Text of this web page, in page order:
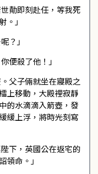
勣即刻赴任，等我死
。」
？」
便殺了他！」
父子倆就坐在寢殿之
上移動，大殿裡寂靜
的水滴滴入箭壺，發
緩上浮，將時光刻寫
下，英國公在返宅的
領命。」